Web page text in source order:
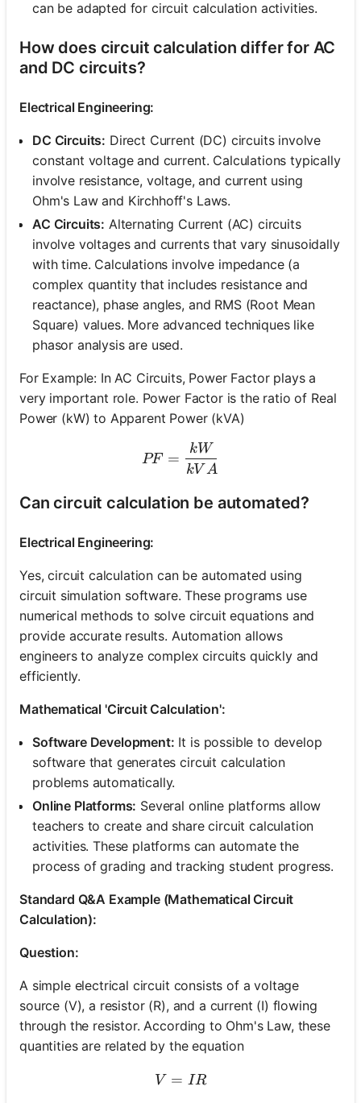
can be adapted for circuit calculation activities.
How does circuit calculation differ for AC
and DC circuits?
Electrical Engineering:
DC Circuits: Direct Current (DC) circuits involve
constant voltage and current. Calculations typically
involve resistance, voltage, and current using
Ohm's Law and Kirchhoff's Laws.
AC Circuits: Alternating Current (AC) circuits
involve voltages and currents that vary sinusoidally
with time. Calculations involve impedance (a
complex quantity that includes resistance and
reactance), phase angles, and RMS (Root Mean
Square) values. More advanced techniques like
phasor analysis are used.
For Example: In AC Circuits, Power Factor plays a
very important role. Power Factor is the ratio of Real
Power (kW) to Apparent Power (kVA)
PF = \frac{kW}{kVA}
PF =
kV A
kW
Can circuit calculation be automated?
Electrical Engineering:
Yes, circuit calculation can be automated using
circuit simulation software. These programs use
numerical methods to solve circuit equations and
provide accurate results. Automation allows
engineers to analyze complex circuits quickly and
efficiently.
Mathematical 'Circuit Calculation':
Software Development: It is possible to develop
software that generates circuit calculation
problems automatically.
Online Platforms: Several online platforms allow
teachers to create and share circuit calculation
activities. These platforms can automate the
process of grading and tracking student progress.
Standard Q&A Example (Mathematical Circuit
Calculation):
Question:
A simple electrical circuit consists of a voltage
source (V), a resistor (R), and a current (I) flowing
through the resistor. According to Ohm's Law, these
quantities are related by the equation
V = IR
V = IR